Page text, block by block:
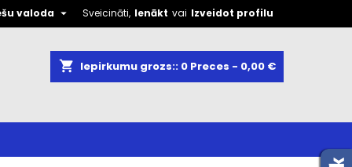
Sveicināti, Ienākt vai Izveidot profilu
valoda 
shopping_cart Iepirkumu grozs:: 0 Preces - 0,00 €